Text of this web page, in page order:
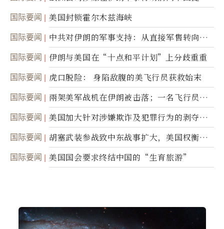
美军基地的卫星图像
国际要闻 美国封锁霍尔木兹海峡
国际要闻
中共对伊朗的军事支持：从直接军售转向间
接技术转让
国际要闻 伊朗与美国在“十点和平计划”上分歧重重
国际要闻 虎口脱险： 身陷敌腹的美飞行员获救始末
国际要闻
兩架美军战机在伊朗被击落；一名飞行员失
踪
国际要闻
美国加大针对涉嫌欺诈及犯罪行为的剥夺公
民权力度
国际要闻
胡塞武装参战致中东战事扩大，美国权衡地
面入侵的可能性
国际要闻 美国国会要求终结中国的“生育旅游”